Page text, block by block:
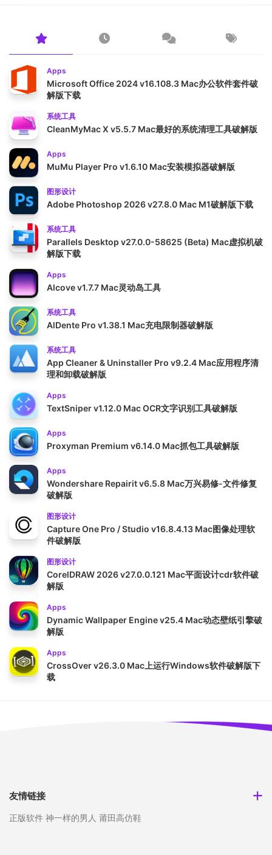
Apps
Microsoft Office 2024 v16.108.3 Mac办公软件套件破
解版下载
系统工具
CleanMyMac X v5.5.7 Mac最好的系统清理工具破解版
Apps
MuMu Player Pro v1.6.10 Mac安装模拟器破解版
图形设计
Adobe Photoshop 2026 v27.8.0 Mac M1破解版下载
系统工具
Parallels Desktop v27.0.0-58625 (Beta) Mac虚拟机破
解版下载
Apps
Alcove v1.7.7 Mac灵动岛工具
系统工具
AlDente Pro v1.38.1 Mac充电限制器破解版
系统工具
App Cleaner & Uninstaller Pro v9.2.4 Mac应用程序清
理和卸载破解版
Apps
TextSniper v1.12.0 Mac OCR文字识别工具破解版
Apps
Proxyman Premium v6.14.0 Mac抓包工具破解版
Apps
Wondershare Repairit v6.5.8 Mac万兴易修-文件修复
破解版
图形设计
Capture One Pro / Studio v16.8.4.13 Mac图像处理软
件破解版
图形设计
CorelDRAW 2026 v27.0.0.121 Mac平面设计cdr软件破
解版
Apps
Dynamic Wallpaper Engine v25.4 Mac动态壁纸引擎破
解版
Apps
CrossOver v26.3.0 Mac上运行Windows软件破解版下
载
友情链接
正版软件 神一样的男人 莆田高仿鞋